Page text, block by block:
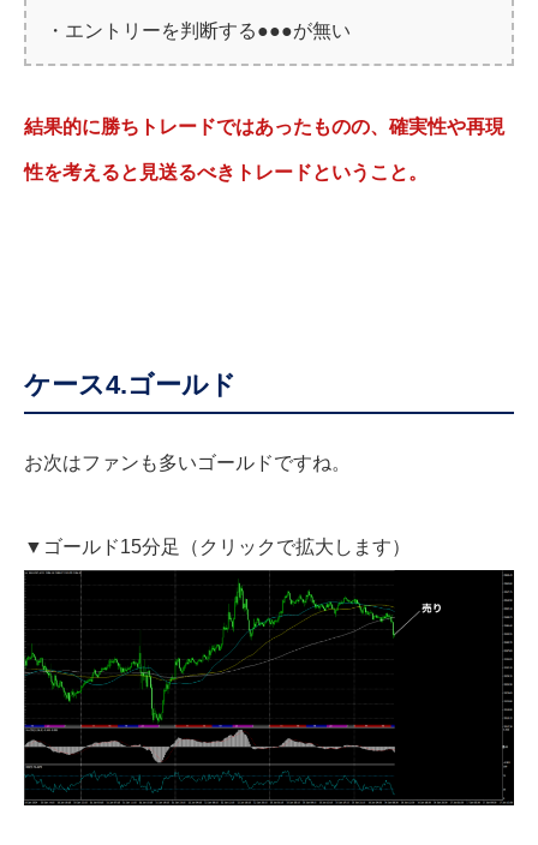
・エントリーを判断する●●●が無い
結果的に勝ちトレードではあったものの、確実性や再現
性を考えると見送るべきトレードということ。
ケース4.ゴールド
お次はファンも多いゴールドですね。
▼ゴールド15分足（クリックで拡大します）